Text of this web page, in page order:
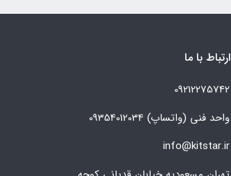
ارتباط با ما
09212275742
واحد فنی (واتساپ) 09354012034
info@kitstar.ir